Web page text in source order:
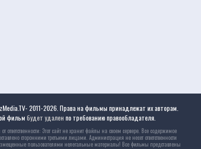
2011-2026. Права на фильмы принадлежат их авторам.
фильм будет удален по требованию правообладателя.
от ответственности: Этот сайт не хранит файлы на своем сервере. Все содержимое
сторонними третьими лицами. Администрация не несет ответственности
пользователями нелегальные материалы! Все фильмы представлены